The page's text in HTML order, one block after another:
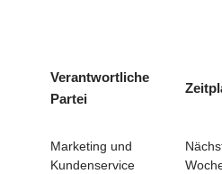
Verantwortliche
Partei
Marketing und
Kundenservice